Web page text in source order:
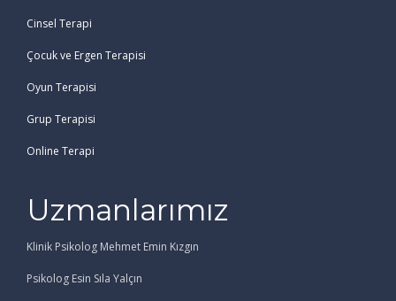
Cinsel Terapi
Çocuk ve Ergen Terapisi
Oyun Terapisi
Grup Terapisi
Online Terapi
Uzmanlarımız
Klinik Psikolog Mehmet Emin Kızgın
Psikolog Esin Sıla Yalçın